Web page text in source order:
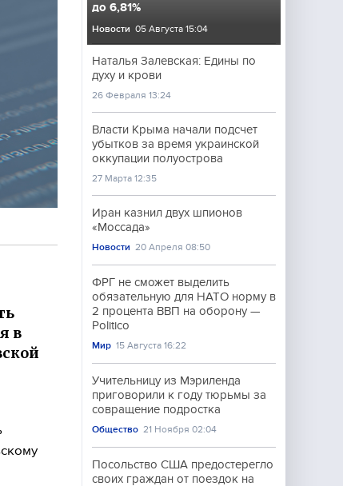
в
до 6,81%
Новости 05 Августа 15:04
Наталья Залевская: Едины по
духу и крови
26 Февраля 13:24
Власти Крыма начали подсчет
убытков за время украинской
оккупации полуострова
27 Марта 12:35
Иран казнил двух шпионов
«Моссада»
Новости 20 Апреля 08:50
ФРГ не сможет выделить
обязательную для НАТО норму в
2 процента ВВП на оборону —
Politico
Мир 15 Августа 16:22
Учительницу из Мэриленда
приговорили к году тюрьмы за
совращение подростка
Общество 21 Ноября 02:04
Посольство США предостерегло
своих граждан от поездок на